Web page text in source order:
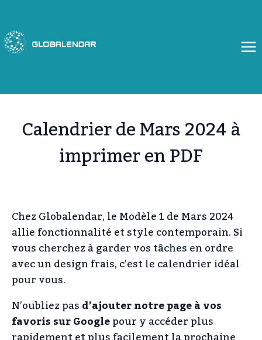
contenu
Calendrier de Mars 2024 à
imprimer en PDF
Chez Globalendar, le Modèle 1 de Mars 2024
allie fonctionnalité et style contemporain. Si
vous cherchez à garder vos tâches en ordre
avec un design frais, c’est le calendrier idéal
pour vous.
N’oubliez pasd’ajouter notre page à vos
favoris sur Googlepour y accéder plus